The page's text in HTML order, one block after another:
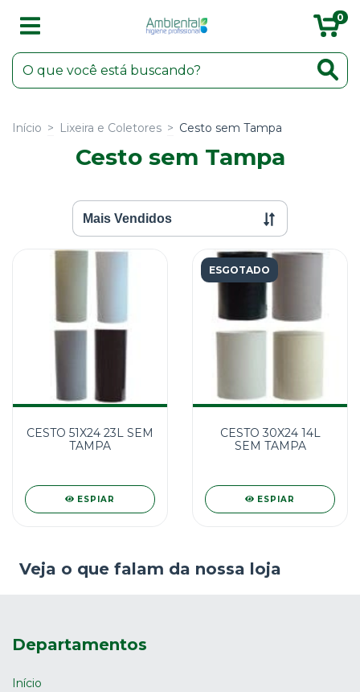
0
Início > Lixeira e Coletores > Cesto sem Tampa
Cesto sem Tampa
CESTO 51X24 23L SEM
TAMPA
ESPIAR
ESGOTADO
CESTO 30X24 14L
SEM TAMPA
ESPIAR
Veja o que falam da nossa loja
Departamentos
Início